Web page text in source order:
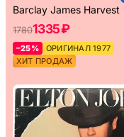
Barclay James Harvest
17801335 ₽
–25%
ОРИГИНАЛ 1977
ХИТ ПРОДАЖ